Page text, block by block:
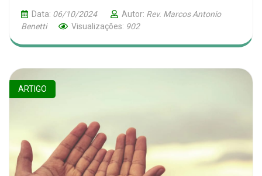
Data: 06/10/2024 Autor: Rev. Marcos Antonio
Benetti
Visualizações: 902
ARTIGO